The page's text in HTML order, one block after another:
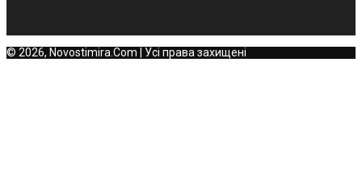
© 2026, Novostimira.Com | Усі права захищені